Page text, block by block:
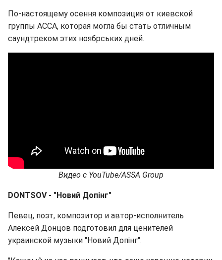
По-настоящему осення композиция от киевской
группы АССА, которая могла бы стать отличным
саундтреком этих ноябрських дней.
Видео с YouTube/ASSA Group
DONTSOV - "Новий Допінг"
Певец, поэт, композитор и автор-исполнитель
Алексей Донцов подготовил для ценителей
украинской музыки "Новий Допінг".